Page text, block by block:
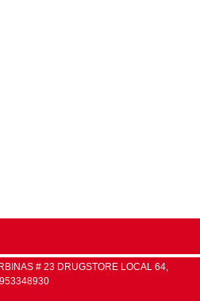
# 23 DRUGSTORE LOCAL 64,